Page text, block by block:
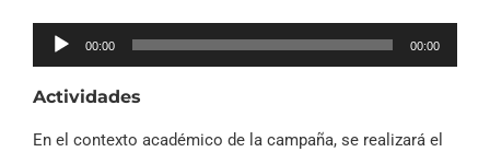
Reproductor
00:00 00:00
Actividades
En el contexto académico de la campaña, se realizará el